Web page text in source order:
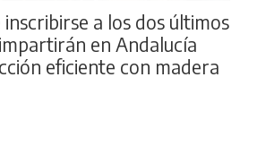
a los dos últimos
en Andalucía
eficiente con madera